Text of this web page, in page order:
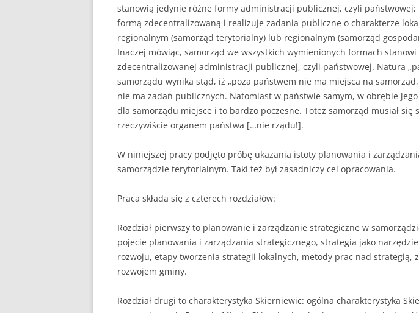
stanowią jedynie różne formy administracji publicznej, czyli państwowej;
formą zdecentralizowaną i realizuje zadania publiczne o charakterze
regionalnym (samorząd terytorialny) lub regionalnym (samorząd
Inaczej mówiąc, samorząd we wszystkich wymienionych formach stanowi
zdecentralizowanej administracji publicznej, czyli państwowej. Natura
samorządu wynika stąd, iż „poza państwem nie ma miejsca na
nie ma zadań publicznych. Natomiast w państwie samym, w obrębie
dla samorządu miejsce i to bardzo poczesne. Toteż samorząd musiał się
rzeczywiście organem państwa […nie rządu!].
W niniejszej pracy podjęto próbę ukazania istoty planowania i
samorządzie terytorialnym. Taki też był zasadniczy cel opracowania.
Praca składa się z czterech rozdziałów:
Rozdział pierwszy to planowanie i zarządzanie strategiczne w
pojecie planowania i zarządzania strategicznego, strategia jako
rozwoju, etapy tworzenia strategii lokalnych, metody prac nad strategią,
rozwojem gminy.
Rozdział drugi to charakterystyka Skierniewic: ogólna charakterystyka